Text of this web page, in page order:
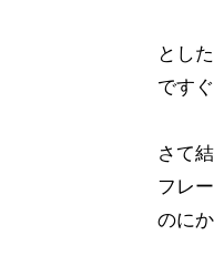
とし
です
さて
フレ
のに